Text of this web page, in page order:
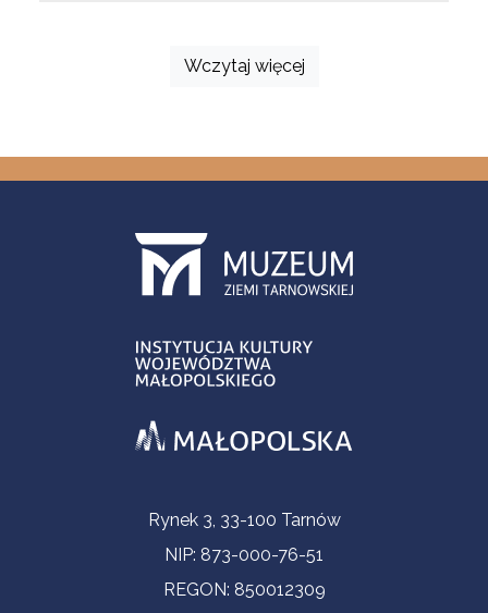
Wczytaj więcej
Informacje kontaktoweRynek 3, 33-100 Tarnów
NIP: 873-000-76-51
REGON: 850012309